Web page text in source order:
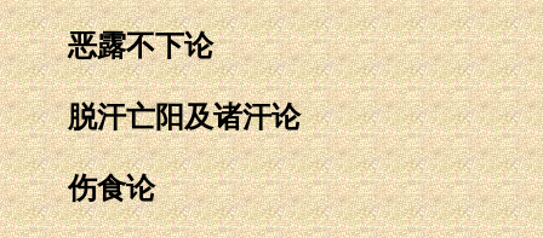
恶露不下论
脱汗亡阳及诸汗论
伤食论